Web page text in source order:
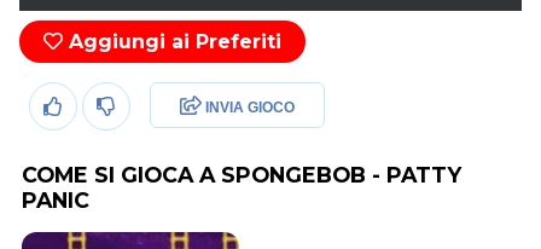
Aggiungi ai Preferiti
INVIA GIOCO
COME SI GIOCA A SPONGEBOB - PATTY
PANIC